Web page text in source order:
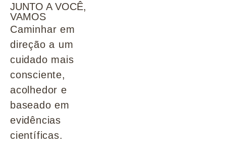
JUNTO A VOCÊ,
VAMOS
Caminhar em
direção a um
cuidado mais
consciente,
acolhedor e
baseado em
evidências
científicas.